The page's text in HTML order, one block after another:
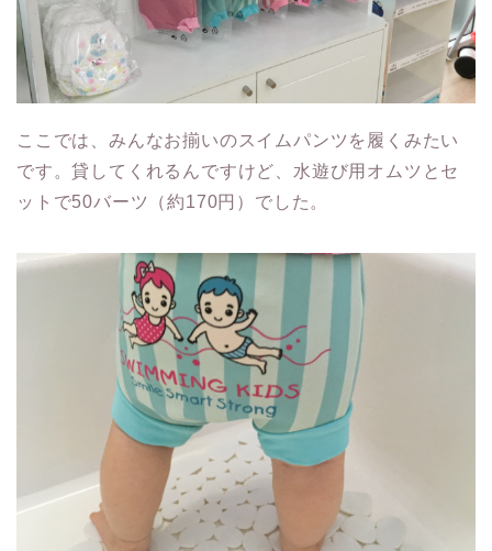
ここでは、みんなお揃いのスイムパンツを履くみたい
です。貸してくれるんですけど、水遊び用オムツとセ
ットで50バーツ（約170円）でした。